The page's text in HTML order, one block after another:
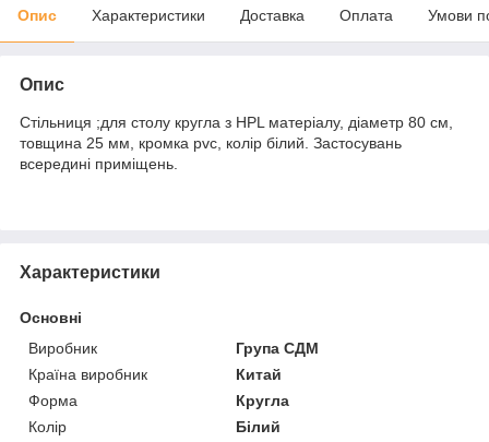
Опис Характеристики Доставка Оплата Умови
Опис
Cтільниця ;для столу кругла з HPL матеріалу, діаметр 80 см,
товщина 25 мм, кромка pvc, колір білий. Застосувань
всередині приміщень.
Характеристики
Основні
Виробник
Група СДМ
Країна виробник
Китай
Форма
Кругла
Колір
Білий